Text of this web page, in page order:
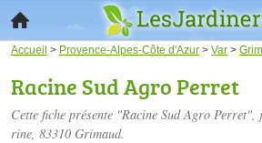
Accueil > Provence-Alpes-Côte d'Azur > Var >
Racine Sud Agro Perret
Cette fiche présente "Racine Sud Agro
rine, 83310 Grimaud.